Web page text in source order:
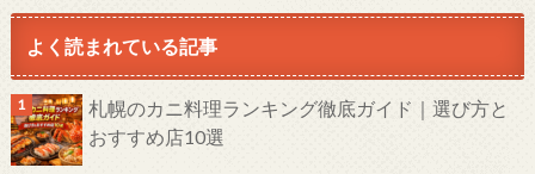
よく読まれている記事
札幌のカニ料理ランキング徹底ガイド｜選び方と
おすすめ店10選